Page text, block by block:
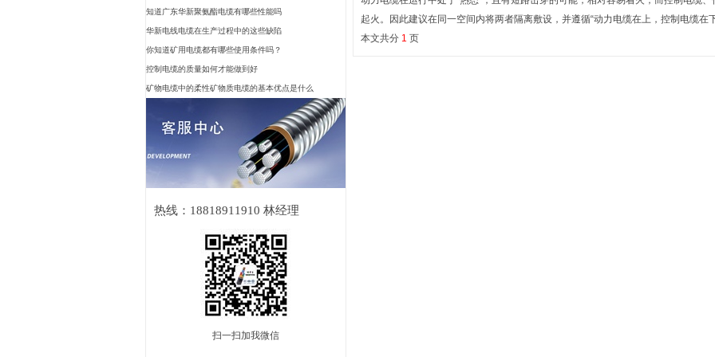
知道广东华新聚氨酯电缆有哪些性能吗
华新电线电缆在生产过程中的这些缺陷
你知道矿用电缆都有哪些使用条件吗？
控制电缆的质量如何才能做到好
矿物电缆中的柔性矿物质电缆的基本优点是什么
热线：18818911910 林经理
扫一扫加我微信
起火。因此建议在同一空间内将两者隔离敷设，并遵循“动力电缆在上，控制电缆在
本文共分 1 页